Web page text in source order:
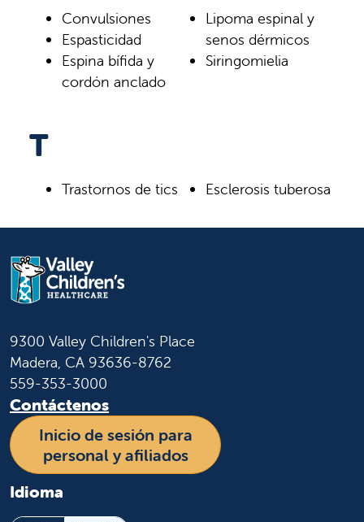
Convulsiones
Espasticidad
Espina bífida y
cordón anclado
Lipoma espinal y
senos dérmicos
Siringomielia
T
Trastornos de tics Esclerosis tuberosa
9300 Valley Children's Place
Madera, CA 93636-8762
559-353-3000
Contáctenos
Inicio de sesión para
personal y afiliados
Idioma